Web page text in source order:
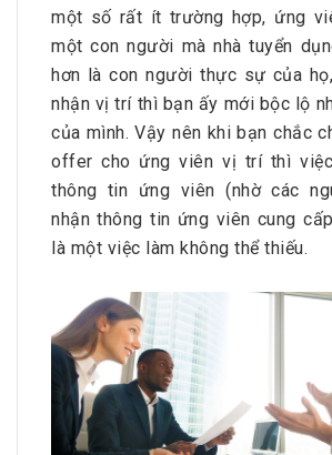
một số rất ít trường hợp, ứng
một con người mà nhà tuyển
hơn là con người thực sự của
nhận vị trí thì bạn ấy mới bộc lộ
của mình. Vậy nên khi bạn chắc
offer cho ứng viên vị trí thì
thông tin ứng viên (nhờ các
nhận thông tin ứng viên cung
là một việc làm không thể thiếu.